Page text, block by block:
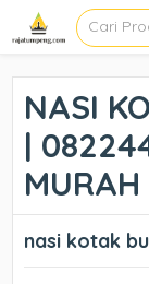
NASI
|
MURAH
nasi kotak